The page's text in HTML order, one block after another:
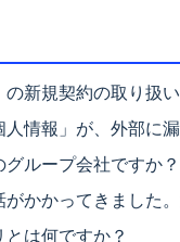
の新規契約の取り扱
情報」が、外部に
ループ会社ですか？
かかってきました
とは何ですか？